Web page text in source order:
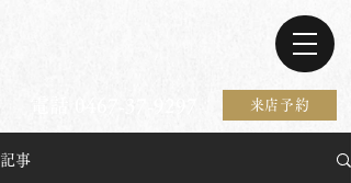
来店予約
記事